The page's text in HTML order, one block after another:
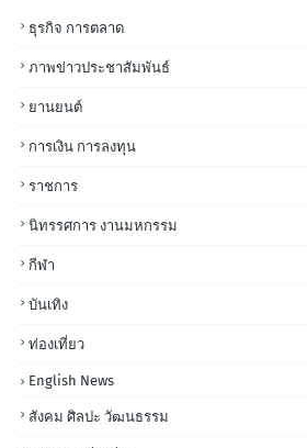
ธุรกิจ การตลาด
ภาพข่าวประชาสัมพันธ์
ยานยนต์
การเงิน การลงทุน
ราชการ
นิทรรศการ งานมหกรรม
กีฬา
บันเทิง
ท่องเที่ยว
English News
สังคม ศิลปะ วัฒนธรรม